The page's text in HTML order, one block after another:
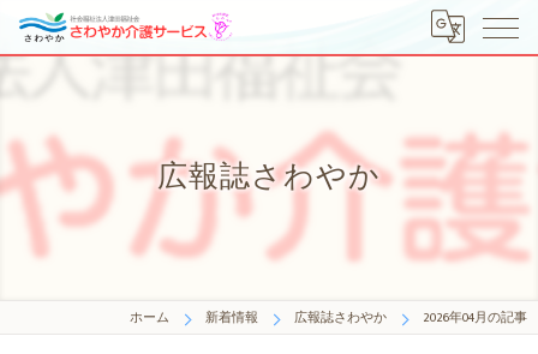
広報誌さわやか
ホーム 新着情報 広報誌さわやか 2026年04月の記事